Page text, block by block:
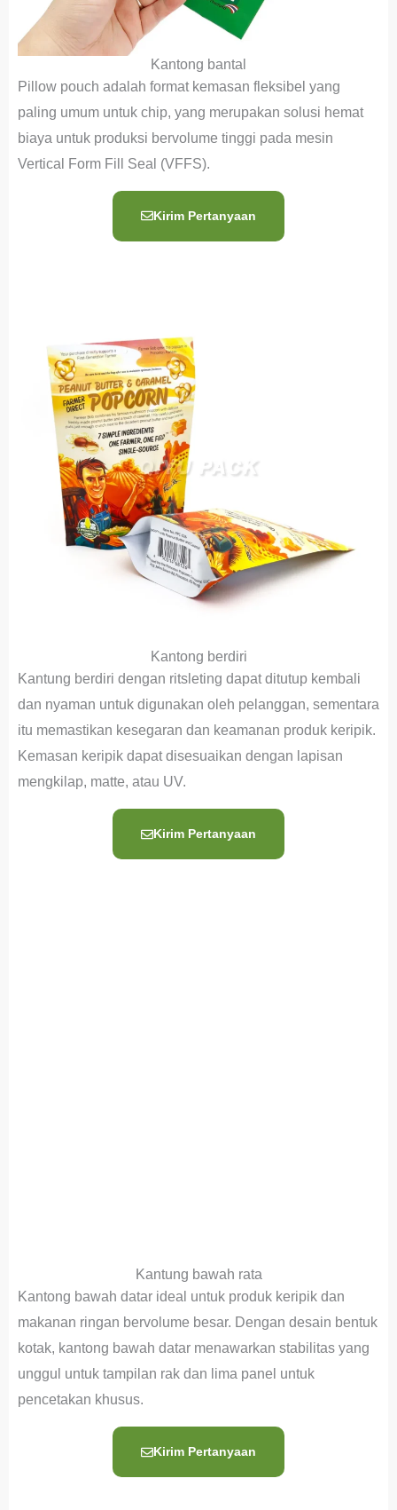
Kantong bantal
Pillow pouch adalah format kemasan fleksibel yang
paling umum untuk chip, yang merupakan solusi hemat
biaya untuk produksi bervolume tinggi pada mesin
Vertical Form Fill Seal (VFFS).
Kirim Pertanyaan
Kantong berdiri
Kantung berdiri dengan ritsleting dapat ditutup kembali
dan nyaman untuk digunakan oleh pelanggan, sementara
itu memastikan kesegaran dan keamanan produk keripik.
Kemasan keripik dapat disesuaikan dengan lapisan
mengkilap, matte, atau UV.
Kirim Pertanyaan
Kantung bawah rata
Kantong bawah datar ideal untuk produk keripik dan
makanan ringan bervolume besar. Dengan desain bentuk
kotak, kantong bawah datar menawarkan stabilitas yang
unggul untuk tampilan rak dan lima panel untuk
pencetakan khusus.
Kirim Pertanyaan